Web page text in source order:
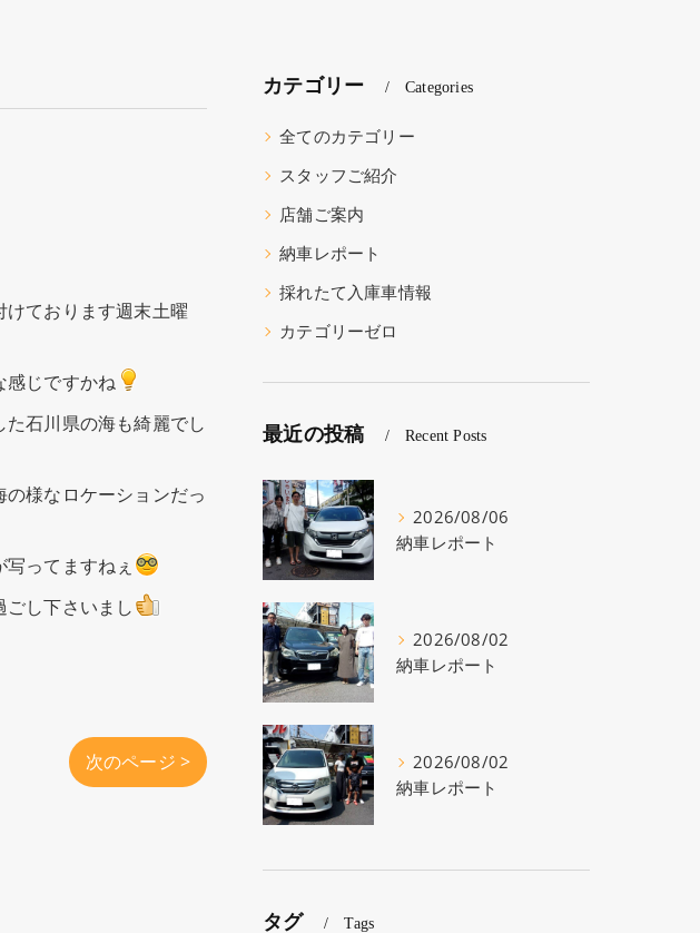
ております週末土曜
感じですかね
石川県の海も綺麗でし
様なロケーションだっ
ってますねぇ
し下さいまし
次のページ >
カテゴリー Categories
全てのカテゴリー
スタッフご紹介
店舗ご案内
納車レポート
採れたて入庫車情報
カテゴリーゼロ
最近の投稿 Recent Posts
2026/08/06
納車レポート
2026/08/02
納車レポート
2026/08/02
納車レポート
タグ Tags